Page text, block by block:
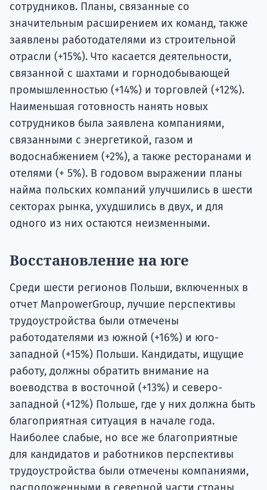
сотрудников. Планы, связанные со
значительным расширением их команд, также
заявлены работодателями из строительной
отрасли (+15%). Что касается деятельности,
связанной с шахтами и горнодобывающей
промышленностью (+14%) и торговлей (+12%).
Наименьшая готовность нанять новых
сотрудников была заявлена компаниями,
связанными с энергетикой, газом и
водоснабжением (+2%), а также ресторанами и
отелями (+ 5%). В годовом выражении планы
найма польских компаний улучшились в шести
секторах рынка, ухудшились в двух, и для
одного из них остаются неизменными.
Восстановление на юге
Среди шести регионов Польши, включенных в
отчет ManpowerGroup, лучшие перспективы
трудоустройства были отмечены
работодателями из южной (+16%) и юго-
западной (+15%) Польши. Кандидаты, ищущие
работу, должны обратить внимание на
воеводства в восточной (+13%) и северо-
западной (+12%) Польше, где у них должна быть
благоприятная ситуация в начале года.
Наиболее слабые, но все же благоприятные
для кандидатов и работников перспективы
трудоустройства были отмечены компаниями,